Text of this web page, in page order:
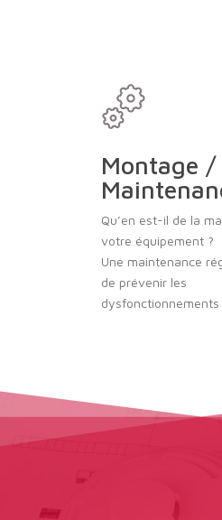
Montage /
Qu’en est-il de la
votre équipement ?
Une maintenance
de prévenir les
dysfonctionnements